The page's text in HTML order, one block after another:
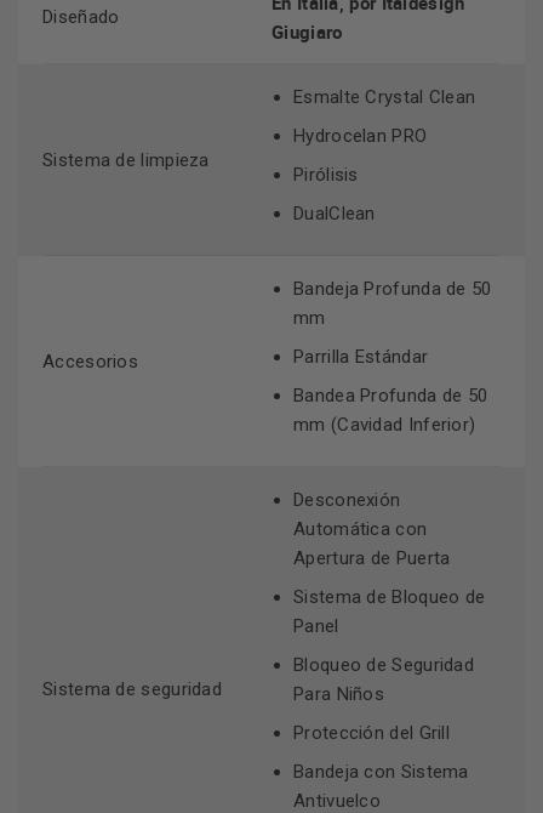
Diseñado
Giugiaro
Sistema de limpieza
Esmalte Crystal Clean
Hydrocelan PRO
Pirólisis
DualClean
Accesorios
Bandeja Profunda de 50
mm
Parrilla Estándar
Bandea Profunda de 50
mm (Cavidad Inferior)
Sistema de seguridad
Desconexión
Automática con
Apertura de Puerta
Sistema de Bloqueo de
Panel
Bloqueo de Seguridad
Para Niños
Protección del Grill
Bandeja con Sistema
Antivuelco